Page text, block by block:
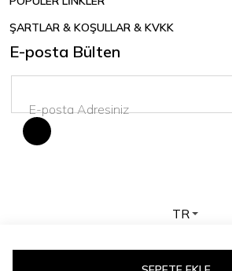
ŞARTLAR & KOŞULLAR & KVKK
E-posta Bülten
TR